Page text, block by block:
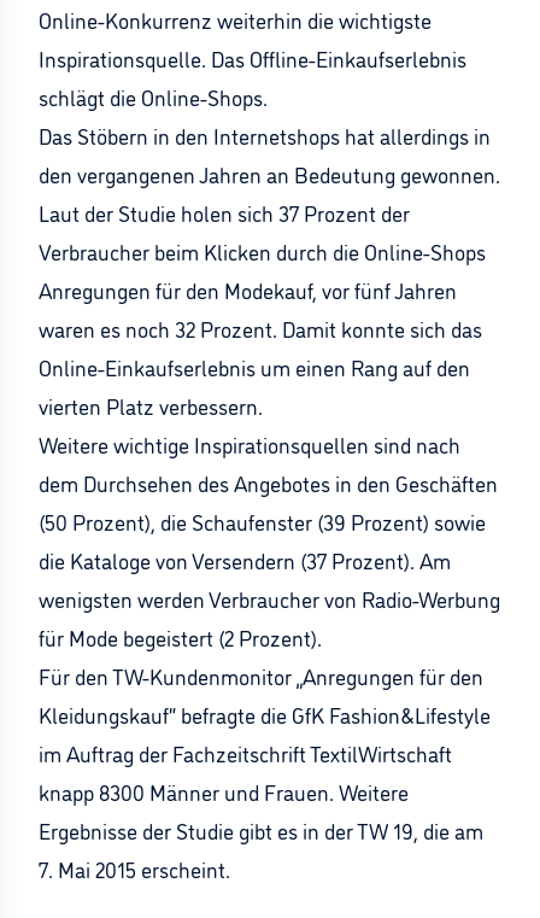
Online-Konkurrenz weiterhin die wichtigste
Inspirationsquelle. Das Offline-Einkaufserlebnis
schlägt die Online-Shops.
Das Stöbern in den Internetshops hat allerdings in
den vergangenen Jahren an Bedeutung gewonnen.
Laut der Studie holen sich 37 Prozent der
Verbraucher beim Klicken durch die Online-Shops
Anregungen für den Modekauf, vor fünf Jahren
waren es noch 32 Prozent. Damit konnte sich das
Online-Einkaufserlebnis um einen Rang auf den
vierten Platz verbessern.
Weitere wichtige Inspirationsquellen sind nach
dem Durchsehen des Angebotes in den Geschäften
(50 Prozent), die Schaufenster (39 Prozent) sowie
die Kataloge von Versendern (37 Prozent). Am
wenigsten werden Verbraucher von Radio-Werbung
für Mode begeistert (2 Prozent).
Für den TW-Kundenmonitor „Anregungen für den
Kleidungskauf“ befragte die GfK Fashion&Lifestyle
im Auftrag der Fachzeitschrift TextilWirtschaft
knapp 8300 Männer und Frauen. Weitere
Ergebnisse der Studie gibt es in der TW 19, die am
7. Mai 2015 erscheint.